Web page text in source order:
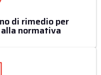
di rimedio per
normativa